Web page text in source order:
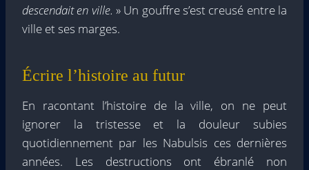
descendait en ville. » Un gouffre s’est creusé entre la
ville et ses marges.
Écrire l’histoire au futur
En racontant l’histoire de la ville, on ne peut
ignorer la tristesse et la douleur subies
quotidiennement par les Nabulsis ces dernières
années. Les destructions ont ébranlé non